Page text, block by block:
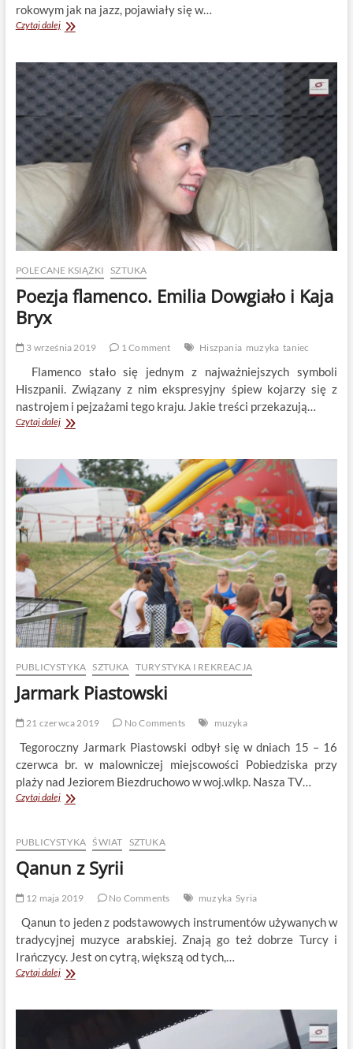
rokowym jak na jazz, pojawiały się w…
Czytaj dalejKometa
POLECANE KSIĄŻKI SZTUKA
Poezja flamenco. Emilia Dowgiało i Kaja
Bryx
3 września 2019 1 Comment Hiszpania muzyka taniec
Flamenco stało się jednym z najważniejszych symboli
Hiszpanii. Związany z nim ekspresyjny śpiew kojarzy się z
nastrojem i pejzażami tego kraju. Jakie treści przekazują…
Czytaj dalejPoezja
Dowgiało
Kaja
PUBLICYSTYKA SZTUKA TURYSTYKA I REKREACJA
Jarmark Piastowski
21 czerwca 2019 No Comments muzyka
Tegoroczny Jarmark Piastowski odbył się w dniach 15 – 16
czerwca br. w malowniczej miejscowości Pobiedziska przy
plaży nad Jeziorem Biezdruchowo w woj.wlkp. Nasza TV…
Czytaj dalejJarmark
PUBLICYSTYKA ŚWIAT SZTUKA
Qanun z Syrii
12 maja 2019 No Comments muzyka Syria
Qanun to jeden z podstawowych instrumentów używanych w
tradycyjnej muzyce arabskiej. Znają go też dobrze Turcy i
Irańczycy. Jest on cytrą, większą od tych,…
Czytaj dalejQanun